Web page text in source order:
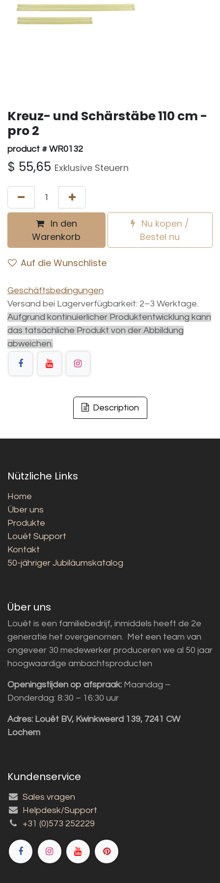
Kreuz- und Schärstäbe 110 cm -
pro 2
product # WR0132
$ 55,65 Exklusive Steuern
In den
Warenkorb
Nu kopen /
Bestel nu
Auf die Wunschliste
Geschäftsbedingungen
Versand bei Lagerverfügbarkeit: 2–3 Werktage.
Aufgrund kontinuierlicher Produktentwicklung kann
das tatsächliche Produkt von der Abbildung
abweichen.
Description
Nützliche Links
Home
Über uns
Produkte
Louët Support
Kontakt
50-jähriger Jubiläumskatalog
Über uns
Louët is een familiebedrijf, inmiddels heeft de 2e
generatie het overgenomen. Met een team van
ongeveer 30 medewerker produceren we al 50 jaar
hoogwaardige ambachtsproducten
Openingstijden op afspraak: Maandag –
Donderdag: 8:30 – 16:30 uur
Adres: Louët BV, Kwinkweerd 139, 7241 CW
Lochem
Kundenservice
Sales vragen
Helpdesk/Support
+31 (0)573 252229